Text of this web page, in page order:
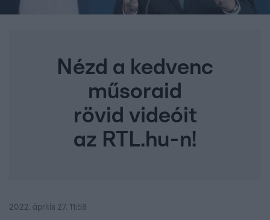
Nézd a kedvenc
műsoraid
rövid videóit
az RTL.hu-n!
2022. április 27. 11:58